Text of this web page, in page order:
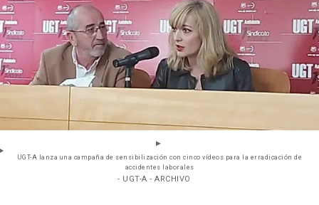
UGT-A lanza una campaña de sensibilización con cinco vídeos para la erradicación de
accidentes laborales
- UGT-A - ARCHIVO